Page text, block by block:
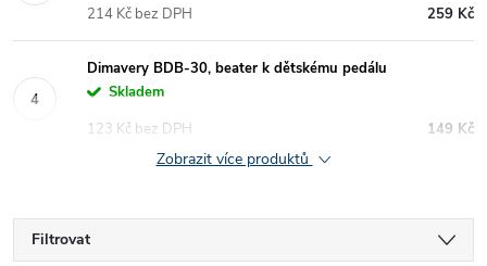
259 Kč
214 Kč bez DPH
Dimavery BDB-30, beater k dětskému pedálu
Skladem
149 Kč
123 Kč bez DPH
Zobrazit více produktů
Filtrovat